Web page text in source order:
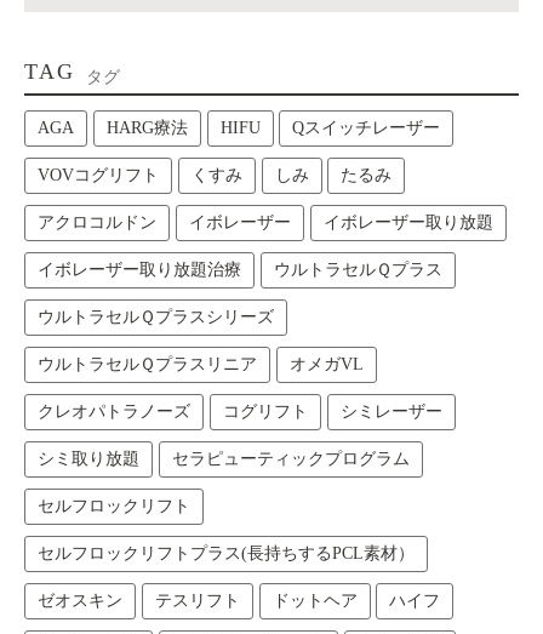
TAG タグ
AGA HARG療法 HIFU Qスイッチレーザー
VOVコグリフト くすみ しみ たるみ
アクロコルドン イボレーザー イボレーザー取り放題
イボレーザー取り放題治療 ウルトラセルＱプラス
ウルトラセルＱプラスシリーズ
ウルトラセルＱプラスリニア オメガVL
クレオパトラノーズ コグリフト シミレーザー
シミ取り放題 セラピューティックプログラム
セルフロックリフト
セルフロックリフトプラス(長持ちするPCL素材）
ゼオスキン テスリフト ドットヘア ハイフ